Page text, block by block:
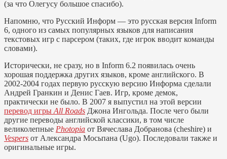
(за что Олегусу большое спасибо).
Напомню, что Русский Информ — это русская версия Inform
6, одного из самых популярных языков для написания
текстовых игр с парсером (таких, где игрок вводит команды
словами).
Исторически, не сразу, но в Inform 6.2 появилась очень
хорошая поддержка других языков, кроме английского. В
2002-2004 годах первую русскую версию Информа сделали
Андрей Гранкин и Денис Гаев. Игр, кроме демок,
практически не было. В 2007 я выпустил на этой версии
перевод игры All Roads Джона Ингольда. После чего были
другие переводы английской классики, в том числе
великолепные Photopia от Вячеслава Добранова (cheshire) и
Vespers от Александра Мосьпана (Ugo). Последовали также и
оригинальные игры.